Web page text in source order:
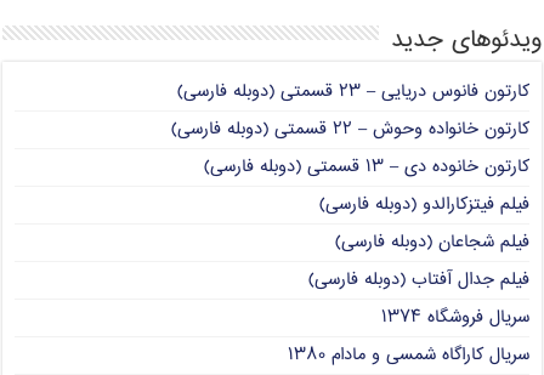
ویدئوهای جدید
کارتون فانوس دریایی – ۲۳ قسمتی (دوبله فارسی)
کارتون خانواده وحوش – ۲۲ قسمتی (دوبله فارسی)
کارتون خانوده دی – ۱۳ قسمتی (دوبله فارسی)
فیلم فیتزکارالدو (دوبله فارسی)
فیلم شجاعان (دوبله فارسی)
فیلم جدال آفتاب (دوبله فارسی)
سریال فروشگاه ۱۳۷۴
سریال کاراگاه شمسی و مادام ۱۳۸۰